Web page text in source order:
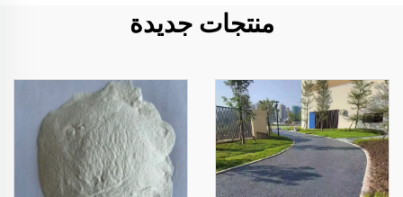
منتجات جديدة